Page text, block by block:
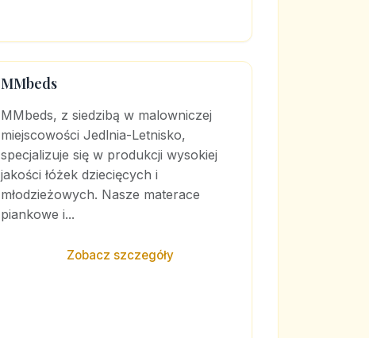
MMbeds
MMbeds, z siedzibą w malowniczej
miejscowości Jedlnia-Letnisko,
specjalizuje się w produkcji wysokiej
jakości łóżek dziecięcych i
młodzieżowych. Nasze materace
piankowe i...
Zobacz szczegóły